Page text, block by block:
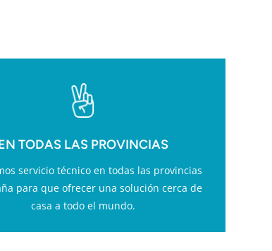
TODAS LAS PROVINCIAS
servicio técnico en todas las provincias
para que ofrecer una solución cerca de
casa a todo el mundo.